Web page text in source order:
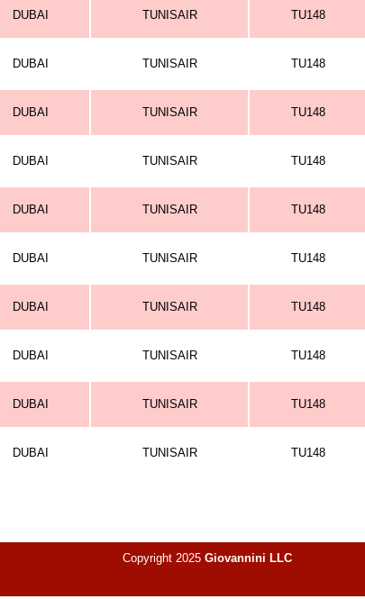
DUBAI TUNISAIR TU148
DUBAI TUNISAIR TU148
DUBAI TUNISAIR TU148
DUBAI TUNISAIR TU148
DUBAI TUNISAIR TU148
DUBAI TUNISAIR TU148
DUBAI TUNISAIR TU148
DUBAI TUNISAIR TU148
DUBAI TUNISAIR TU148
DUBAI TUNISAIR TU148
Copyright 2025 Giovannini LLC